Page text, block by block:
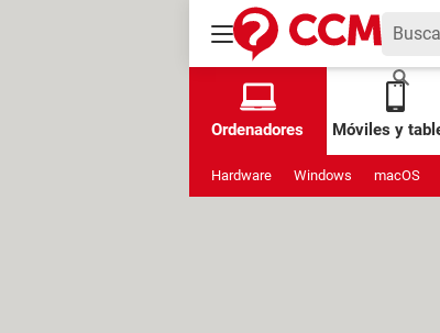
Ordenadores Móviles y
Hardware Windows macOS